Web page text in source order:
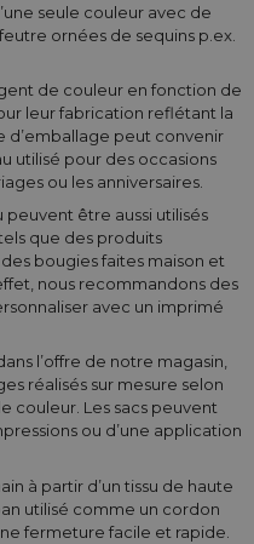
seule couleur avec de
ornées de sequins p.ex.
de couleur en fonction de
leur fabrication reflétant la
d’emballage peut convenir
utilisé pour des occasions
ou les anniversaires.
peuvent être aussi utilisés
que des produits
bougies faites maison et
nous recommandons des
avec un imprimé
l’offre de notre magasin,
réalisés sur mesure selon
couleur. Les sacs peuvent
ou d’une application
à partir d’un tissu de haute
utilisé comme un cordon
fermeture facile et rapide.